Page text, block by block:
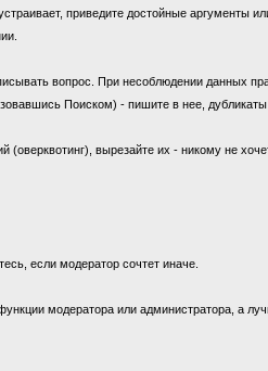
приведите достойные аргументы
вопрос. При несоблюдении данных
Поиском) - пишите в нее,
вырезайте их - никому не
если модератор сочтет иначе.
модератора или администратора, а